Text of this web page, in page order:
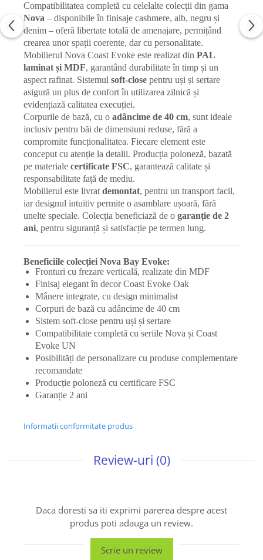
Compatibilitatea completă cu celelalte colecții din gama
Nova – disponibile în finisaje cashmere, alb, negru și
denim – oferă libertate totală de amenajare, permițând
crearea unor spații coerente, dar cu personalitate.
Mobilierul Nova Coast Evoke este realizat din PAL
laminat și MDF, garantând durabilitate în timp și un
aspect rafinat. Sistemul soft-close pentru uși și sertare
asigură un plus de confort în utilizarea zilnică și
evidențiază calitatea execuției.
Corpurile de bază, cu o adâncime de 40 cm, sunt ideale
inclusiv pentru băi de dimensiuni reduse, fără a
compromite funcționalitatea. Fiecare element este
conceput cu atenție la detalii. Producția poloneză, bazată
pe materiale certificate FSC, garantează calitate și
responsabilitate față de mediu.
Mobilierul este livrat demontat, pentru un transport facil,
iar designul intuitiv permite o asamblare ușoară, fără
unelte speciale. Colecția beneficiază de o garanție de 2
ani, pentru siguranță și satisfacție pe termen lung.
Beneficiile colecției Nova Bay Evoke:
Fronturi cu frezare verticală, realizate din MDF
Finisaj elegant în decor Coast Evoke Oak
Mânere integrate, cu design minimalist
Corpuri de bază cu adâncime de 40 cm
Sistem soft-close pentru uși și sertare
Compatibilitate completă cu seriile Nova și Coast
Evoke UN
Posibilități de personalizare cu produse complementare
recomandate
Producție poloneză cu certificare FSC
Garanție 2 ani
Informatii conformitate produs
Review-uri (0)
Daca doresti sa iti exprimi parerea despre acest
produs poti adauga un review.
Scrie un review